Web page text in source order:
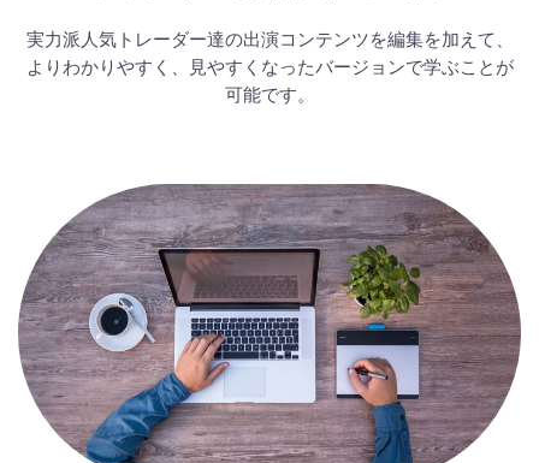
実力派人気トレーダー達の出演コンテンツを編集を加えて、
よりわかりやすく、見やすくなったバージョンで学ぶことが
可能です。